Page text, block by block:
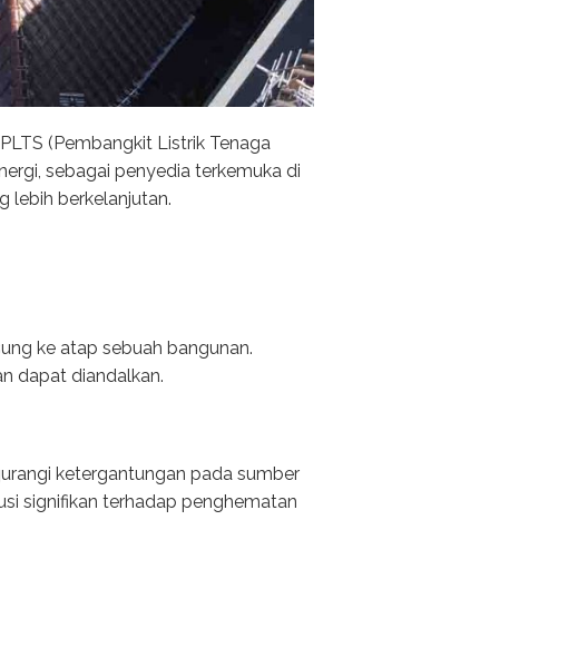
(Pembangkit Listrik Tenaga
sebagai penyedia terkemuka di
lebih berkelanjutan.
ke atap sebuah bangunan.
dapat diandalkan.
ketergantungan pada sumber
signifikan terhadap penghematan